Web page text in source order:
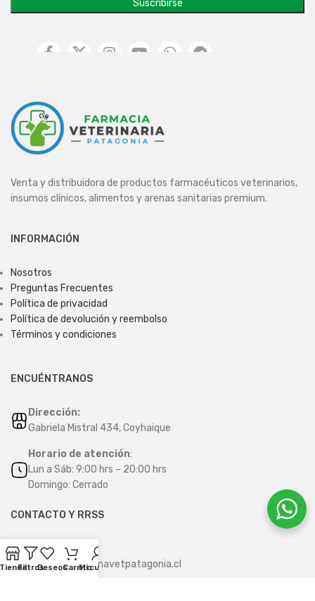
Venta y distribuidora de productos farmacéuticos veterinarios,
insumos clínicos, alimentos y arenas sanitarias premium.
INFORMACIÓN
Nosotros
Preguntas Frecuentes
Política de privacidad
Política de devolución y reembolso
Términos y condiciones
ENCUÉNTRANOS
Dirección:
Gabriela Mistral 434, Coyhaique
Horario de atención:
Lun a Sáb: 9:00 hrs – 20:00 hrs
Domingo: Cerrado
CONTACTO Y RRSS
Contacto:
contacto@farmavetpatagonia.cl
FiltrosDeseosCarritoMi cuenta